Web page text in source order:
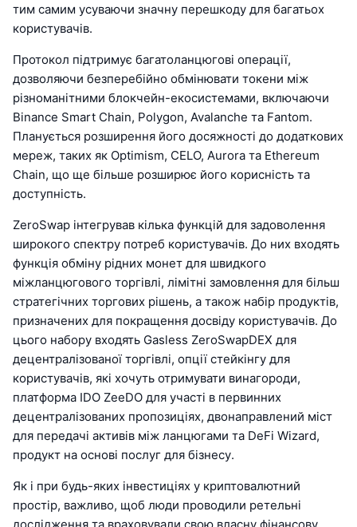
тим самим усуваючи значну перешкоду для багатьох
користувачів.
Протокол підтримує багатоланцюгові операції,
дозволяючи безперебійно обмінювати токени між
різноманітними блокчейн-екосистемами, включаючи
Binance Smart Chain, Polygon, Avalanche та Fantom.
Планується розширення його досяжності до додаткових
мереж, таких як Optimism, CELO, Aurora та Ethereum
Chain, що ще більше розширює його корисність та
доступність.
ZeroSwap інтегрував кілька функцій для задоволення
широкого спектру потреб користувачів. До них входять
функція обміну рідних монет для швидкого
міжланцюгового торгівлі, лімітні замовлення для більш
стратегічних торгових рішень, а також набір продуктів,
призначених для покращення досвіду користувачів. До
цього набору входять Gasless ZeroSwapDEX для
децентралізованої торгівлі, опції стейкінгу для
користувачів, які хочуть отримувати винагороди,
платформа IDO ZeeDO для участі в первинних
децентралізованих пропозиціях, двонаправлений міст
для передачі активів між ланцюгами та DeFi Wizard,
продукт на основі послуг для бізнесу.
Як і при будь-яких інвестиціях у криптовалютний
простір, важливо, щоб люди проводили ретельні